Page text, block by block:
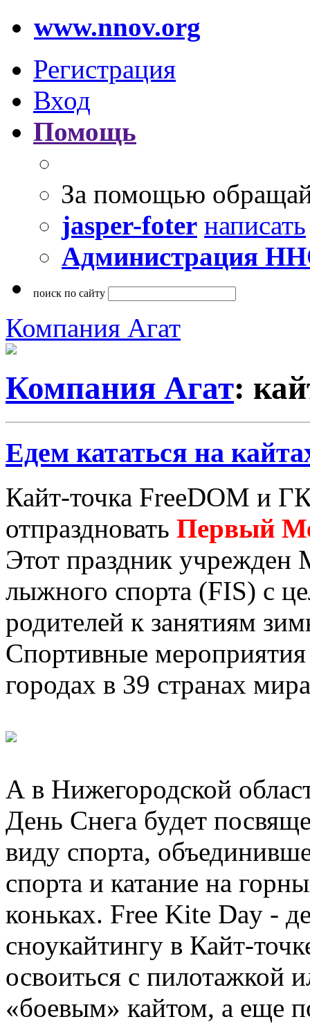
www.nnov.org
Регистрация
Вход
Помощь
За помощью
jasper-foter написать
Администрация
поиск по сайту
Компания Агат
Компания Агат:
Едем кататься на
Кайт-точка FreeDOM и
отпраздновать Первый
Этот праздник
лыжного спорта (FIS) с
родителей к занятиям
Спортивные
городах в 39 странах
А в Нижегородской
День Снега будет
виду спорта,
спорта и катание на
коньках. Free Kite Day -
сноукайтингу в Кайт-
освоиться с пилотажкой
«боевым» кайтом, а еще